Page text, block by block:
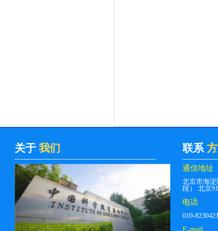
关于 我们 联系
通信地址
北京市海
段） 北京
电话
010-
E-mail